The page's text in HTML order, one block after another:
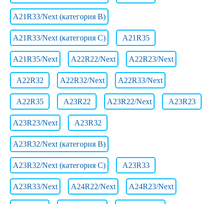
A21R33/Next (категория B)
A21R33/Next (категория C) A21R35
A21R35/Next A22R22/Next A22R23/Next
A22R32 A22R32/Next A22R33/Next
A22R35 A23R22 A23R22/Next A23R23
A23R23/Next A23R32
A23R32/Next (категория B)
A23R32/Next (категория C) A23R33
A23R33/Next A24R22/Next A24R23/Next